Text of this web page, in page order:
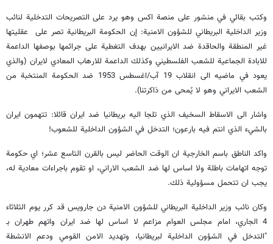
وكتب بقائي في منشور على منصة اكس وهو يرد على التصريحات التدخلية لنائب
وزير الداخلية البريطاني للشؤون الامنية: إن الحكومة البريطانية تصر على عقليتها
غير المنطقة والحاقدة ضد الايرانيين بهدف التغطية على جرائمها بوصفها الداعمة
للابادة الجماعية للشعب الفلسطيني وكذلك الداعمة للارهاب المعادي لايران (والذي
يعود في ماضيه الى انقلاب 19 آب/اغسطس 1953 ضد الحكومة المنتخبة من
الشعب الايراني وهو لا يُمحى من ذاكرتنا).
واشار الى الاسقاط السخيف الذي تلجا اليه بريطانيا ضد ايران قائلا: تتهمون ايران
بالشيء الذي انتم فيه بارعون؛ التدخل في الشؤون الداخلية للشعوب!
واكد الناطق باسم الخارجية ان الوقت الحاضر ليس بالقرن التاسع عشر؛ اي حكومة
توجه اتهامات باطلة ولا اساس لها ضد الشعب الاراني، او تقوم باجراءات معادية له،
يجب ان تتحمل مسؤولية ذلك.
وكان نائب وزير الداخلية البريطاني للشؤون الامنية دن جارويس قد كرر يوم الثلاثاء
4 الجاري، امام مجلس العوام مزاعم لا اساس لها ضد ايران واتهم طهران بـ
"التدخل في الشؤون الداخلية لبريطانيا، وتهديد الامن القومي ودعم الانشطة